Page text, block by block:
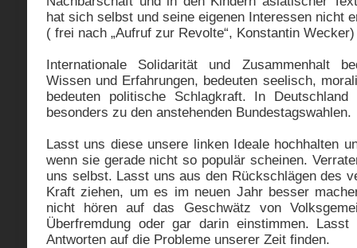
hat sich selbst und seine eigenen Interessen nicht
( frei nach „Aufruf zur Revolte“, Konstantin Wecker)
Internationale Solidarität und Zusammenhalt
Wissen und Erfahrungen, bedeuten seelisch,
bedeuten politische Schlagkraft. In
besonders zu den anstehenden Bundestagswahlen.
Lasst uns diese unsere linken Ideale hochhalten
wenn sie gerade nicht so populär scheinen.
uns selbst. Lasst uns aus den Rückschlägen des
Kraft ziehen, um es im neuen Jahr besser
nicht hören auf das Geschwätz von
Überfremdung oder gar darin einstimmen.
Antworten auf die Probleme unserer Zeit finden.